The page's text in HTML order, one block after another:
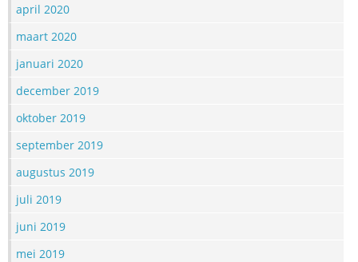
april 2020
maart 2020
januari 2020
december 2019
oktober 2019
september 2019
augustus 2019
juli 2019
juni 2019
mei 2019